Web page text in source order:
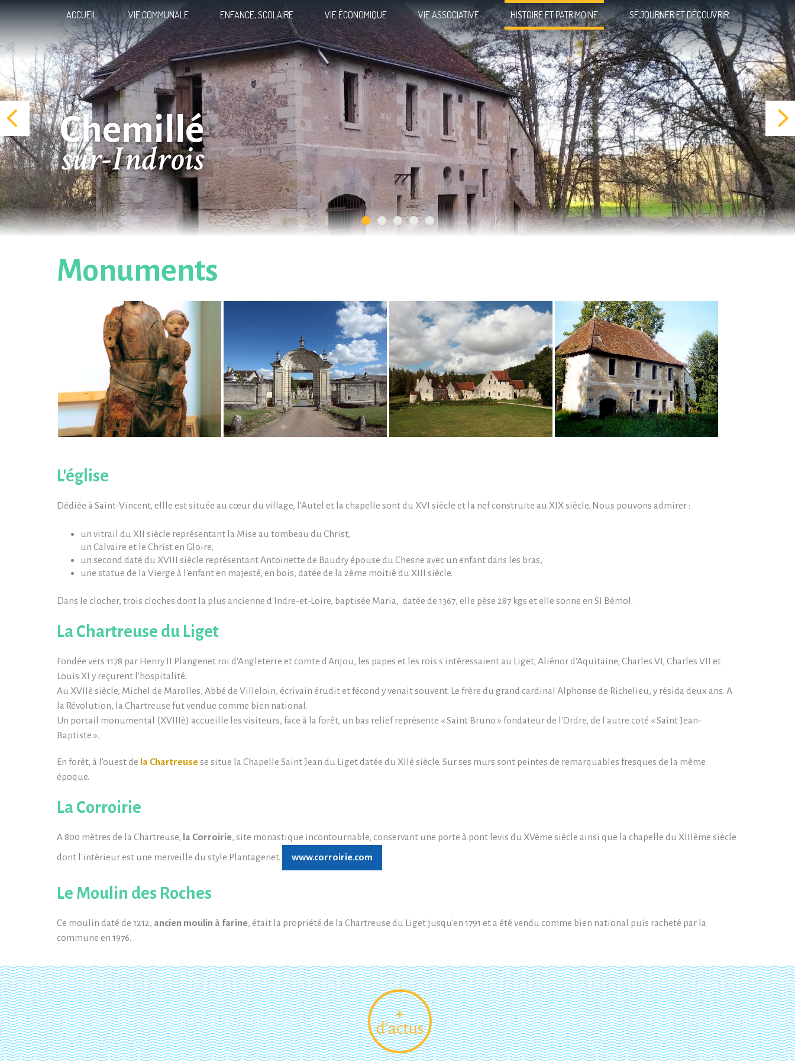
ACCUEIL VIE COMMUNALE ENFANCE, SCOLAIRE VIE ÉCONOMIQUE VIE ASSOCIATIVE HISTOIRE ET PATRIMOINE SÉJOURNER ET DÉCOUVRIR
Monuments
L'église
Dédiée à Saint-Vincent, ellle est située au cœur du village, l'Autel et la chapelle sont du XVI siècle et la nef construite au XIX siècle. Nous pouvons admirer :
un vitrail du XII siècle représentant la Mise au tombeau du Christ,
un Calvaire et le Christ en Gloire,
un second daté du XVIII siècle représentant Antoinette de Baudry épouse du Chesne avec un enfant dans les bras,
une statue de la Vierge à l'enfant en majesté, en bois, datée de la 2ème moitié du XIII siècle.
Dans le clocher, trois cloches dont la plus ancienne d'Indre-et-Loire, baptisée Maria, datée de 1367, elle pèse 287 kgs et elle sonne en SI Bémol.
La Chartreuse du Liget
Fondée vers 1178 par Henry II Plangenet roi d'Angleterre et comte d'Anjou, les papes et les rois s'intéressaient au Liget, Aliénor d'Aquitaine, Charles VI, Charles VII et
Louis XI y reçurent l'hospitalité.
Au XVIIè siècle, Michel de Marolles, Abbé de Villeloin, écrivain érudit et fécond y venait souvent. Le frère du grand cardinal Alphonse de Richelieu, y résida deux ans. A
la Révolution, la Chartreuse fut vendue comme bien national.
Un portail monumental (XVIIIè) accueille les visiteurs, face à la forêt, un bas relief représente « Saint Bruno » fondateur de l'Ordre, de l'autre coté « Saint Jean-
Baptiste ».
En forêt, à l'ouest de la Chartreusese situe la Chapelle Saint Jean du Liget datée du XIIè siècle. Sur ses murs sont peintes de remarquables fresques de la même
époque.
La Corroirie
A 800 mètres de la Chartreuse, la Corroirie, site monastique incontournable, conservant une porte à pont levis du XVème siècle ainsi que la chapelle du XIIIème siècle
dont l'intérieur est une merveille du style Plantagenet.
www.corroirie.com
Le Moulin des Roches
Ce moulin daté de 1212, ancien moulin à farine, était la propriété de la Chartreuse du Liget jusqu'en 1791 et a été vendu comme bien national puis racheté par la
commune en 1976.
+
d'actus